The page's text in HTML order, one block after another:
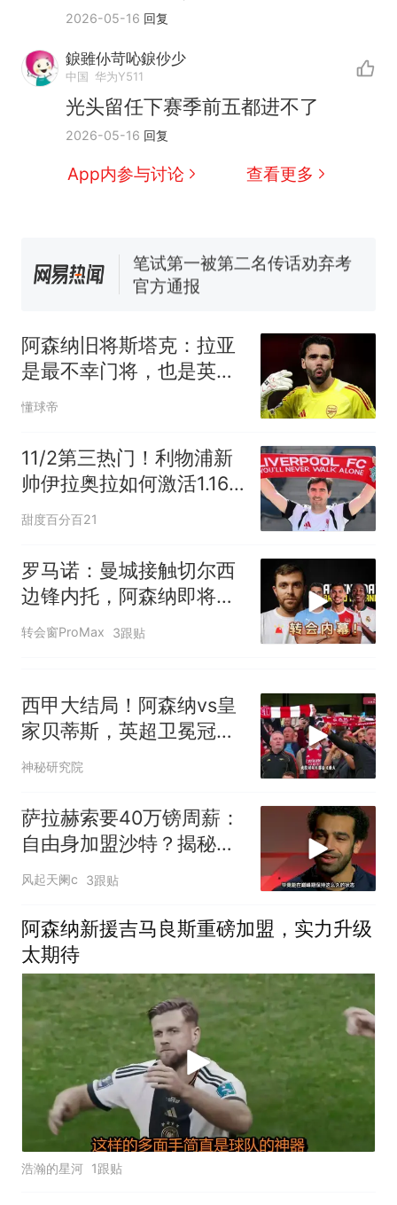
2026-05-16 回复
錑雖仦苛吣錑仯少
中国 华为Y511
光头留任下赛季前五都进不了
2026-05-16 回复
App内参与讨论 查看更多
热 那个在床头放菜刀的女孩，
因老师一句“跟我回家”改写了
人生
新
制裁瓜子饺子，美国怕什
么？
费大厨“全国小炒肉大王”称
号，仅凭视频评出？中国烹饪
协会回应
男子上山采菌偶然发现鸡枞菌
来源：参考消息）
笔试第一被第二名传话劝弃考
官方通报
因老师一句“跟我回家”改写了
人生
阿森纳旧将斯塔克：拉亚
是最不幸门将，也是英超
最佳
懂球帝
11/2第三热门！利物浦新
帅伊拉奥拉如何激活1.16
亿+1.3亿双星？
甜度百分百21
罗马诺：曼城接触切尔西
边锋内托，阿森纳即将敲
定吉马良斯
转会窗ProMax 3跟贴
西甲大结局！阿森纳vs皇
家贝蒂斯，英超卫冕冠军
完败！
神秘研究院
萨拉赫索要40万镑周薪：
自由身加盟沙特？揭秘离
队真相！
风起天阑c 3跟贴
阿森纳新援吉马良斯重磅加盟，实力升级
太期待
浩瀚的星河 1跟贴